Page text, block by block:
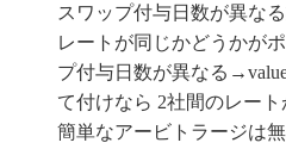
スワップ付与日数が異な
レートが同じかどうかが
プ付与日数が異なる
て付けなら 2社間のレー
簡単なアービトラージは